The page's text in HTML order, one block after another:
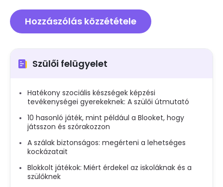
Szülői felügyelet
Hatékony szociális készségek képzési
tevékenységei gyerekeknek: A szülői útmutató
10 hasonló játék, mint például a Blooket, hogy
játsszon és szórakozzon
A szálak biztonságos: megérteni a lehetséges
kockázatait
Blokkolt játékok: Miért érdekel az iskoláknak és a
szülőknek